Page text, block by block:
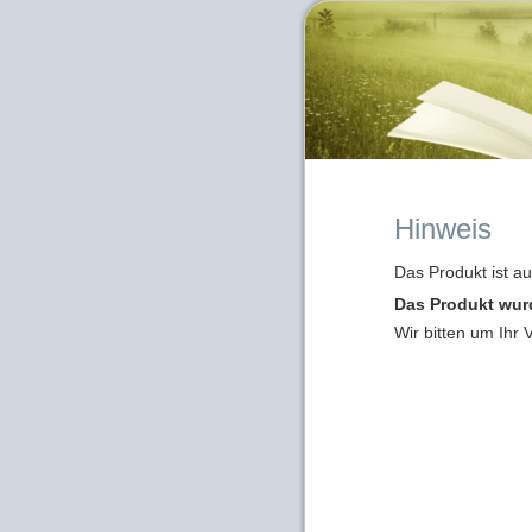
Hinweis
Das Produkt ist
Das Produkt
Wir bitten um Ihr